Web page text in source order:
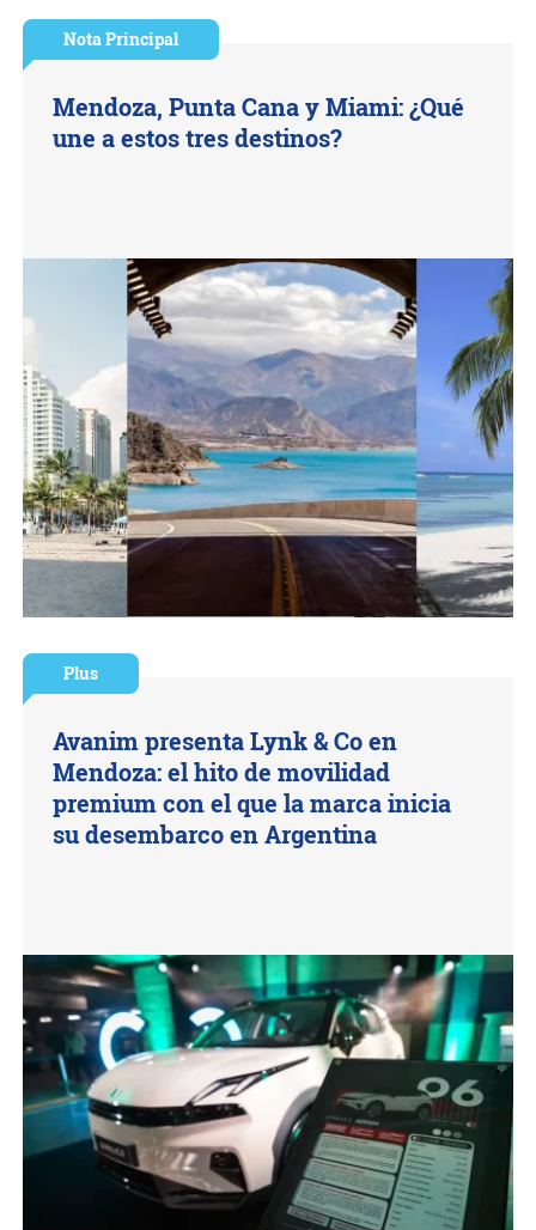
Nota Principal
Mendoza, Punta Cana y Miami: ¿Qué
une a estos tres destinos?
Plus
Avanim presenta Lynk & Co en
Mendoza: el hito de movilidad
premium con el que la marca inicia
su desembarco en Argentina